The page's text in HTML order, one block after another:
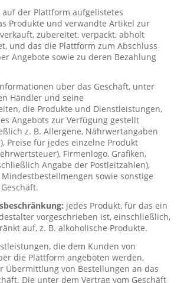
auf der Plattform aufgelistetes
Produkte und verwandte Artikel zur
zubereitet, verpackt, abholt
und das die Plattform zum Abschluss
Angebote sowie zu deren Bezahlung
über das Geschäft, unter
Händler und seine
die Produkte und Dienstleistungen,
Angebots zur Verfügung gestellt
z. B. Allergene, Nährwertangaben
Preise für jedes einzelne Produkt
Firmenlogo, Grafiken,
Angabe der Postleitzahlen),
sowie sonstige
jedes Produkt, für das ein
vorgeschrieben ist, einschließlich,
auf, z. B. alkoholische Produkte.
die dem Kunden von
die Plattform angeboten werden,
Übermittlung von Bestellungen an das
Die unter dem Vertrag vom Geschäft